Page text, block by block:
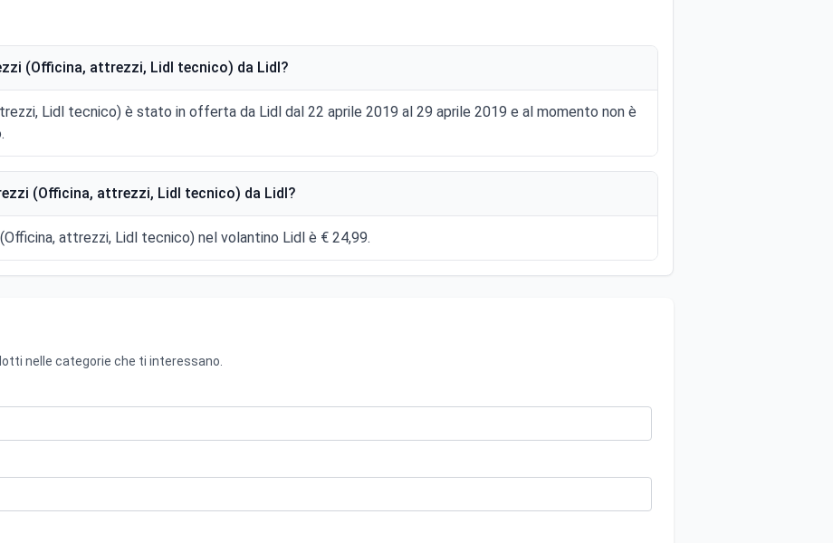
(Officina, attrezzi, Lidl tecnico) da Lidl?
Lidl tecnico) è stato in offerta da Lidl dal 22 aprile 2019 al 29 aprile 2019 e al momento non è
(Officina, attrezzi, Lidl tecnico) da Lidl?
attrezzi, Lidl tecnico) nel volantino Lidl è € 24,99.
nelle categorie che ti interessano.